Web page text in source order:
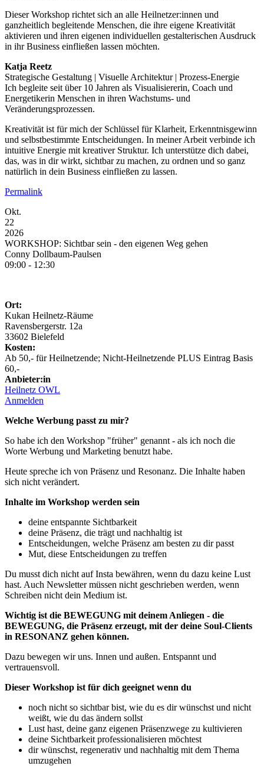
Dieser Workshop richtet sich an alle Heilnetzer:innen und
ganzheitlich begleitende Menschen, die ihre eigene Kreativität
aktivieren und ihren eigenen individuellen gestalterischen Ausdruck
in ihr Business einfließen lassen möchten.
Katja Reetz
Strategische Gestaltung | Visuelle Architektur | Prozess-Energie
Ich begleite seit über 10 Jahren als Visualisiererin, Coach und
Energetikerin Menschen in ihren Wachstums- und
Veränderungsprozessen.
Kreativität ist für mich der Schlüssel für Klarheit, Erkenntnisgewinn
und selbstbestimmte Entscheidungen. In meiner Arbeit verbinde ich
intuitive Energie mit kreativer Struktur. Ich unterstütze dich dabei,
das, was in dir wirkt, sichtbar zu machen, zu ordnen und so ganz
natürlich in dein Business einfließen zu lassen.
Permalink
Okt.
22
2026
WORKSHOP: Sichtbar sein - den eigenen Weg gehen
Conny Dollbaum-Paulsen
09:00 - 12:30
Ort:
Kukan Heilnetz-Räume
Ravensbergerstr. 12a
33602 Bielefeld
Kosten:
Ab 50,- für Heilnetzende; Nicht-Heilnetzende PLUS Eintrag Basis
60,-
Anbieter:in
Heilnetz OWL
Anmelden
Welche Werbung passt zu mir?
So habe ich den Workshop "früher" genannt - als ich noch die
Worte Werbung und Marketing benutzt habe.
Heute spreche ich von Präsenz und Resonanz. Die Inhalte haben
sich nicht verändert.
Inhalte im Workshop werden sein
deine entspannte Sichtbarkeit
deine Präsenz, die trägt und nachhaltig ist
Entscheidungen, welche Präsenz am besten zu dir passt
Mut, diese Entscheidungen zu treffen
Du musst dich nicht auf Insta bewähren, wenn du dazu keine Lust
hast. Auch Newsletter müssen nicht geschrieben werden, wenn
Schreiben nicht dein Medium ist.
Wichtig ist die BEWEGUNG mit deinem Anliegen - die
BEWEGUNG, die Präsenz erzeugt, mit der deine Soul-Clients
in RESONANZ gehen können.
Dazu bewegen wir uns. Innen und außen. Entspannt und
vertrauensvoll.
Dieser Workshop ist für dich geeignet wenn du
noch nicht so sichtbar bist, wie du es dir wünschst und nicht
weißt, wie du das ändern sollst
Lust hast, deine ganz eigenen Präsenzwege zu kultivieren
deine Sichtbarkeit professionalisieren möchtest
dir wünschst, regenerativ und nachhaltig mit dem Thema
umzugehen